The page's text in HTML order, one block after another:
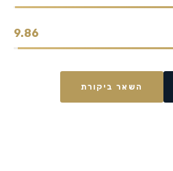
9.86
השאר ביקורת